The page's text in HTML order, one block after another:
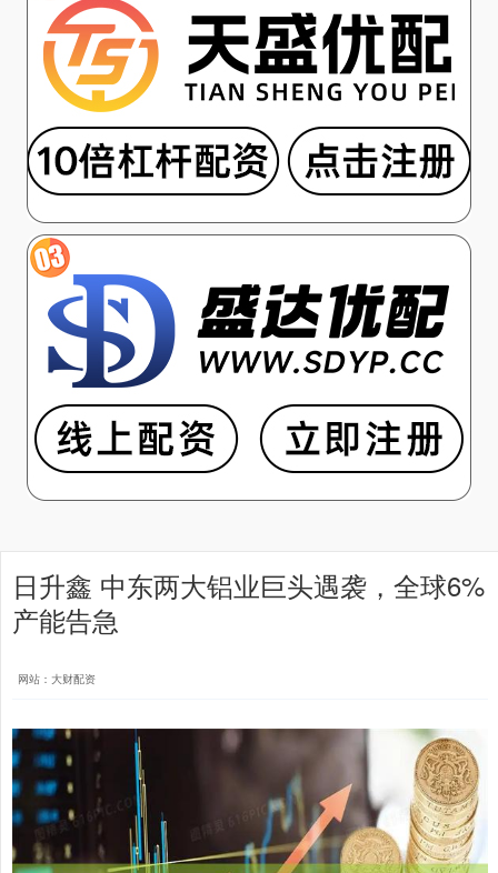
日升鑫 中东两大铝业巨头遇袭，全球6%
产能告急
网站：大财配资